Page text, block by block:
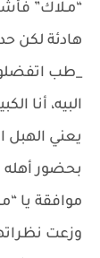
“مـلاك”
هادئة لكن
_طب
البيه، أنا
يعني الهبل
بحضور أهله
موافقة يا
وزعت